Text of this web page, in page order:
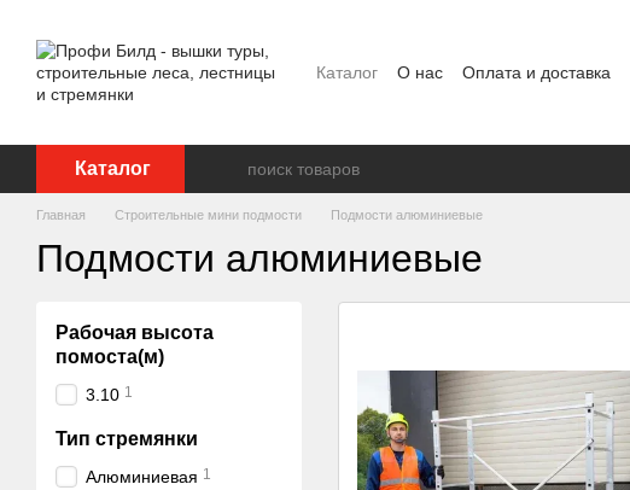
Каталог О нас Оплата и доставка
Каталог
Главная Строительные мини подмости Подмости алюминиевые
Подмости алюминиевые
Рабочая высота
помоста(м)
3.10 1
Тип стремянки
Алюминиевая 1